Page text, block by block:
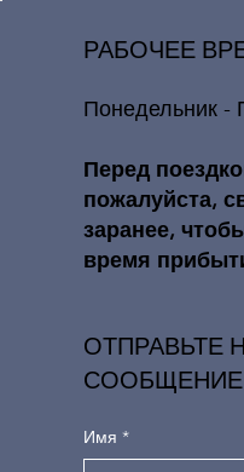
РАБОЧЕЕ
Понедельник -
​​Перед
пожалуйста,
заранее,
время
ОТПРАВЬТЕ
СООБЩЕНИЕ
Имя *